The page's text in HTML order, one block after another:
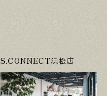
S.CONNECT浜松店